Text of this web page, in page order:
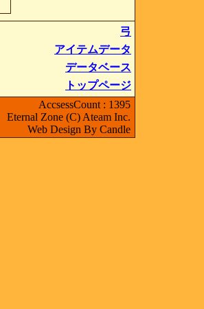
弓
アイテムデータ
データベース
トップページ
AccsessCount : 1395
Eternal Zone (C) Ateam Inc.
Web Design By Candle